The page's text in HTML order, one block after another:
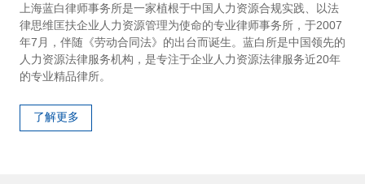
上海蓝白律师事务所是一家植根于中国人力资源合规实践、以法
律思维匡扶企业人力资源管理为使命的专业律师事务所，于2007
年7月，伴随《劳动合同法》的出台而诞生。蓝白所是中国领先的
人力资源法律服务机构，是专注于企业人力资源法律服务近20年
的专业精品律所。
了解更多